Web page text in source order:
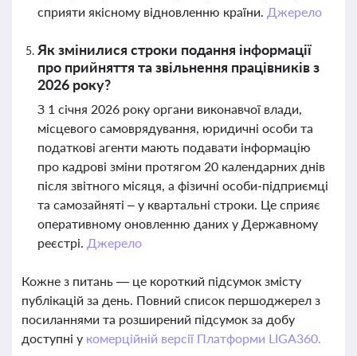
сприяти якісному відновленню країни. Джерело
Як змінилися строки подання інформації
про прийняття та звільнення працівників з
2026 року?
З 1 січня 2026 року органи виконавчої влади,
місцевого самоврядування, юридичні особи та
податкові агенти мають подавати інформацію
про кадрові зміни протягом 20 календарних днів
після звітного місяця, а фізичні особи-підприємці
та самозайняті – у квартальні строки. Це сприяє
оперативному оновленню даних у Державному
реєстрі. Джерело
Кожне з питань — це короткий підсумок змісту
публікацій за день. Повний список першоджерел з
посиланнями та розширений підсумок за добу
доступні у комерційній версії Платформи LIGA360.